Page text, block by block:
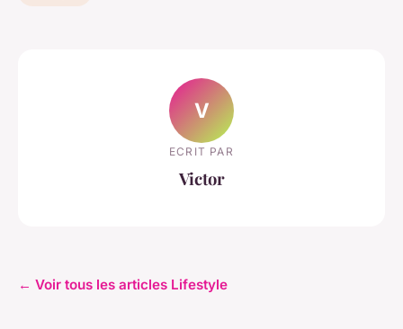
V
ECRIT PAR
Victor
← Voir tous les articles Lifestyle